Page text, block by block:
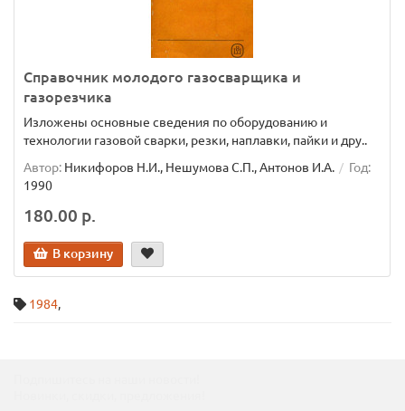
Справочник молодого газосварщика и
газорезчика
Изложены основные сведения по оборудованию и
технологии газовой сварки, резки, наплавки, пайки и дру..
Автор: Никифоров Н.И., Нешумова С.П., Антонов И.А.
Год:
1990
180.00 р.
В корзину
1984,